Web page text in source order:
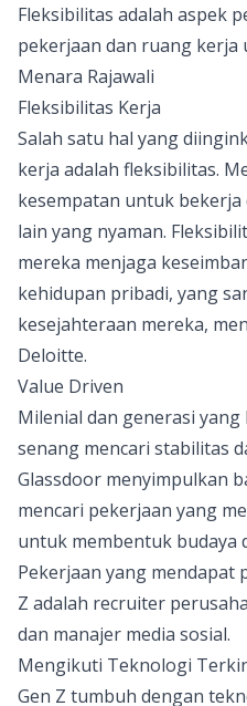
Fleksibilitas adalah aspek
pekerjaan dan ruang
Menara Rajawali
Fleksibilitas Kerja
Salah satu hal yang
kerja adalah fleksibilitas.
kesempatan untuk
lain yang nyaman.
mereka menjaga
kehidupan pribadi, yang
kesejahteraan mereka,
Deloitte.
Value Driven
Milenial dan generasi
senang mencari stabilitas
Glassdoor menyimpulkan
mencari pekerjaan yang
untuk membentuk budaya
Pekerjaan yang
Z adalah recruiter
dan manajer media sosial.
Mengikuti Teknologi
Gen Z tumbuh dengan